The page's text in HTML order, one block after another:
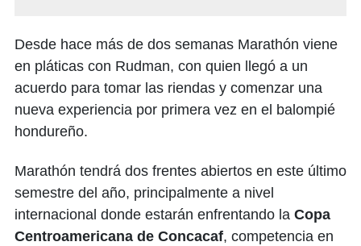
Desde hace más de dos semanas Marathón viene
en pláticas con Rudman, con quien llegó a un
acuerdo para tomar las riendas y comenzar una
nueva experiencia por primera vez en el balompié
hondureño.
Marathón tendrá dos frentes abiertos en este último
semestre del año, principalmente a nivel
internacional donde estarán enfrentando la Copa
Centroamericana de Concacaf, competencia en